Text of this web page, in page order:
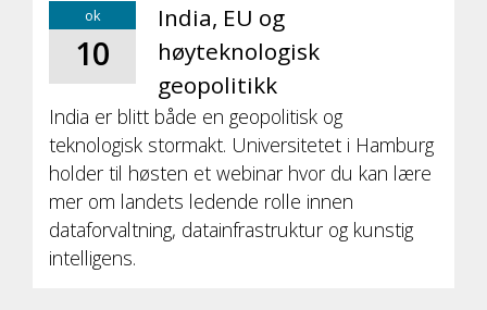
ok
10
India, EU og
høyteknologisk
geopolitikk
India er blitt både en geopolitisk og
teknologisk stormakt. Universitetet i Hamburg
holder til høsten et webinar hvor du kan lære
mer om landets ledende rolle innen
dataforvaltning, datainfrastruktur og kunstig
intelligens.